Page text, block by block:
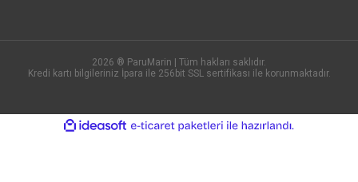
2026 ® ParuMarin | Tüm hakları saklıdır.
Kredi kartı bilgileriniz İpara ile 256bit SSL sertifikası ile korunmaktadır.
ideasoft
e-